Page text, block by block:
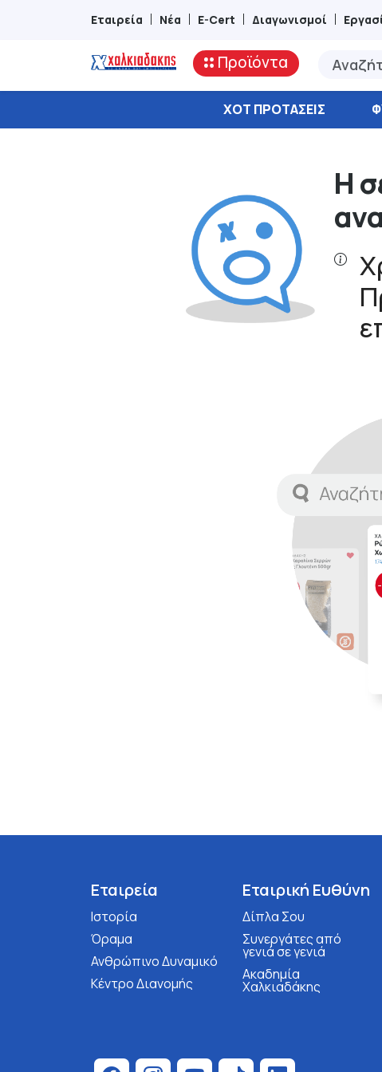
Εταιρεία Νέα E-Cert Διαγωνισμοί
Προϊόντα
ΧΟΤ ΠΡΟΤΆΣΕΙΣ
Η
Εταιρεία
Ιστορία
Όραμα
Ανθρώπινο Δυναμικό
Κέντρο Διανομής
Εταιρική Ευθύνη
Δίπλα Σου
Συνεργάτες από
γενιά σε γενιά
Ακαδημία
Χαλκιαδάκης